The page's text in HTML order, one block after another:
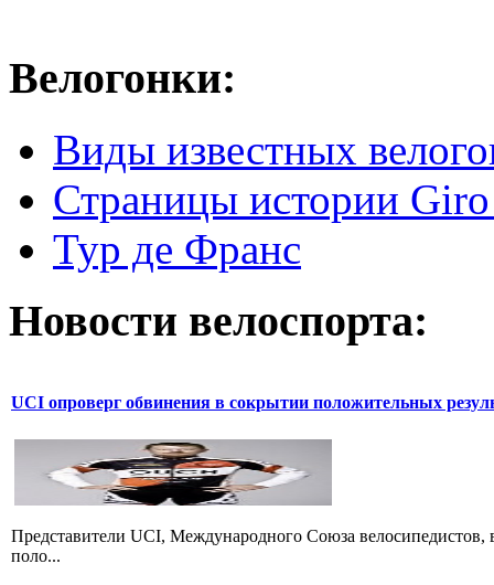
Велогонки:
Виды известных
Страницы истории
Тур де Франс
Новости велоспорта:
UCI опроверг обвинения в сокрытии положительных
Представители UCI, Международного Союза
поло...